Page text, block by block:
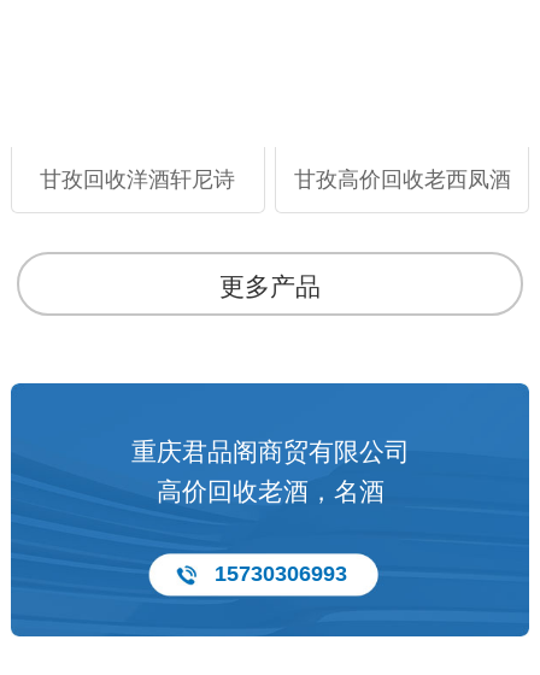
甘孜回收洋酒轩尼诗 甘孜高价回收老西凤酒
更多产品
重庆君品阁商贸有限公司
高价回收老酒，名酒
15730306993